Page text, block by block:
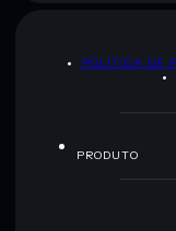
POLÍTICA DE
PRODUTO